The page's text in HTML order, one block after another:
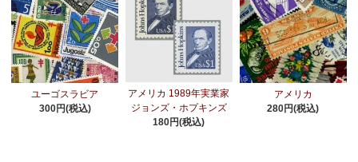
ユーゴスラビア
300円(税込)
アメリカ 1989年実業家
ジョンズ・ホプキンズ
180円(税込)
アメリカ
280円(税込)